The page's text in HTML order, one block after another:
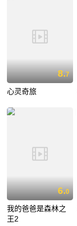
8.7
心灵奇旅
6.0
我的爸爸是森林之
王2